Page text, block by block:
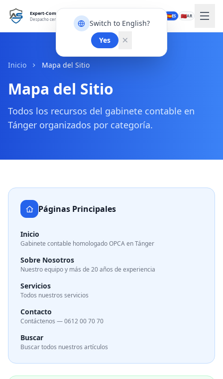
Switch to English?
Yes
Expert-Comptable Tanger
Despacho certificado OPCA 🇪🇸ES 🇲🇦AR
Inicio Mapa del Sitio
Mapa del Sitio
Todos los recursos del gabinete contable en
Tánger organizados por categoría.
Páginas Principales
Inicio
Gabinete contable homologado OPCA en Tánger
Sobre Nosotros
Nuestro equipo y más de 20 años de experiencia
Servicios
Todos nuestros servicios
Contacto
Contáctenos — 0612 00 70 70
Buscar
Buscar todos nuestros artículos